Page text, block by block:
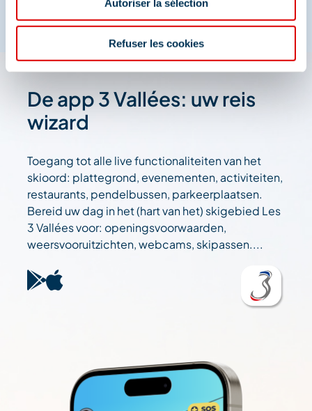
Autoriser la sélection
Refuser les cookies
De app 3 Vallées: uw reis
wizard
Toegang tot alle live functionaliteiten van het
skioord: plattegrond, evenementen, activiteiten,
restaurants, pendelbussen, parkeerplaatsen.
Bereid uw dag in het (hart van het) skigebied Les
3 Vallées voor: openingsvoorwaarden,
weersvooruitzichten, webcams, skipassen....